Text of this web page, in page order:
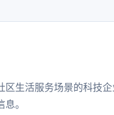
生活服务场景的科技
。